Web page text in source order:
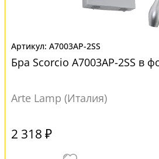
A7003AP-2SS
Бра Scorcio A7003AP-2SS в
Arte Lamp (Италия)
2 318 ₽